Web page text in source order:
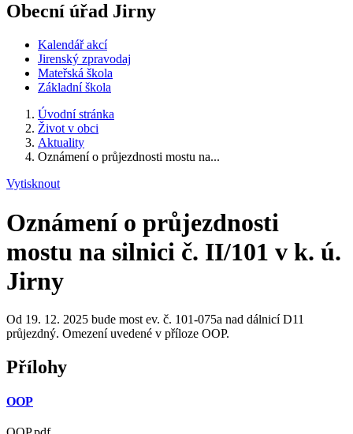
Obecní úřad Jirny
Kalendář akcí
Jirenský zpravodaj
Mateřská škola
Základní škola
Úvodní stránka
Život v obci
Aktuality
Oznámení o průjezdnosti mostu na...
Vytisknout
Oznámení o průjezdnosti
mostu na silnici č. II/101 v k. ú.
Jirny
Od 19. 12. 2025 bude most ev. č. 101-075a nad dálnicí D11
průjezdný. Omezení uvedené v příloze OOP.
Přílohy
OOP